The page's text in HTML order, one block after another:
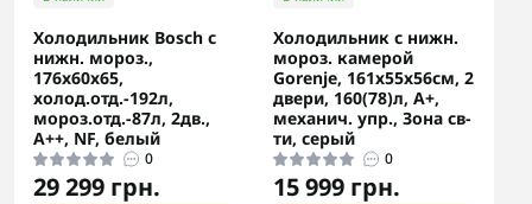
Холодильник Bosch с
нижн. мороз.,
176x60x65,
холод.отд.-192л,
мороз.отд.-87л, 2дв.,
А++, NF, белый
0
29 299 грн.
Холодильник с нижн.
мороз. камерой
Gorenje, 161х55х56см, 2
двери, 160(78)л, А+,
механич. упр., Зона св-
ти, серый
0
15 999 грн.